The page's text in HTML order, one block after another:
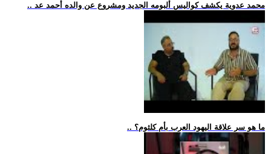
.. محمد عدوية يكشف كواليس ألبومه الجديد ومشروع عن والده أحمد عد
.. ما هو سر علاقة اليهود العرب بأم كلثوم؟